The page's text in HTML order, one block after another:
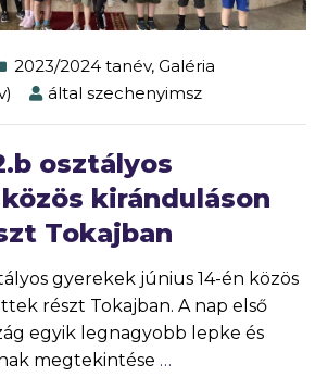
2023/2024 tanév, Galéria
által szechenyimsz
osztályos
kiránduláson
Tokajban
gyerekek június 14-én közös
részt Tokajban. A nap első
egyik legnagyobb lepke és
megtekintése …